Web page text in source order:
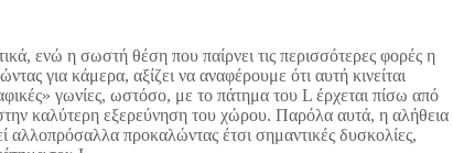
ενώ η σωστή θέση που παίρνει τις περισσότερες φορές η
για κάμερα, αξίζει να αναφέρουμε ότι αυτή κινείται
γωνίες, ωστόσο, με το πάτημα του L έρχεται πίσω από
καλύτερη εξερεύνηση του χώρου. Παρόλα αυτά, η αλήθεια
αλλοπρόσαλλα προκαλώντας έτσι σημαντικές δυσκολίες,